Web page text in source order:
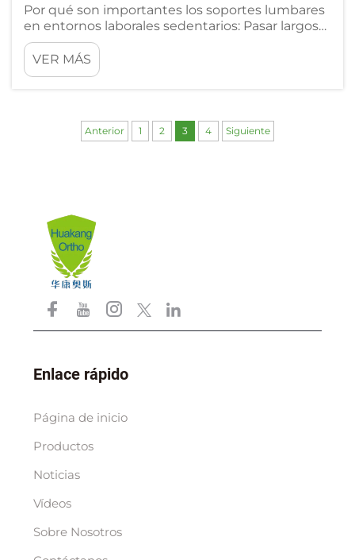
Por qué son importantes los soportes lumbares
en entornos laborales sedentarios: Pasar largos
períodos sentado ejerce una gran presión sobre
la zona lumbar, concretamente sobre esas cinco
vértebras que soportan la mayor parte del peso
VER MÁS
Anterior 1 2 3 4 Siguiente
Enlace rápido
Página de inicio
Productos
Noticias
Vídeos
Sobre Nosotros